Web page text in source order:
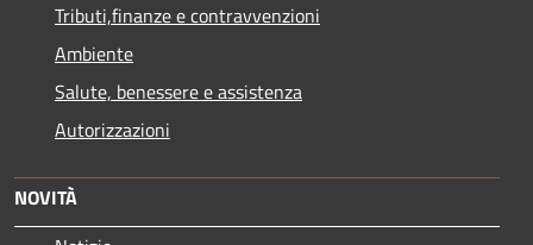
Tributi,finanze e contravvenzioni
Ambiente
Salute, benessere e assistenza
Autorizzazioni
NOVITÀ